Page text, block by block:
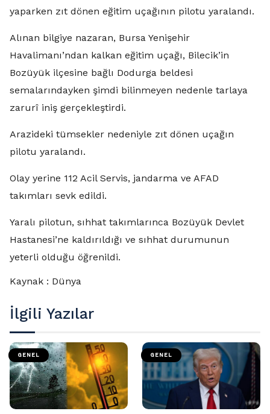
yaparken zıt dönen eğitim uçağının pilotu yaralandı.
Alınan bilgiye nazaran, Bursa Yenişehir
Havalimanı’ndan kalkan eğitim uçağı, Bilecik’in
Bozüyük ilçesine bağlı Dodurga beldesi
semalarındayken şimdi bilinmeyen nedenle tarlaya
zarurî iniş gerçekleştirdi.
Arazideki tümsekler nedeniyle zıt dönen uçağın
pilotu yaralandı.
Olay yerine 112 Acil Servis, jandarma ve AFAD
takımları sevk edildi.
Yaralı pilotun, sıhhat takımlarınca Bozüyük Devlet
Hastanesi’ne kaldırıldığı ve sıhhat durumunun
yeterli olduğu öğrenildi.
Kaynak : Dünya
İlgili Yazılar
GENEL GENEL